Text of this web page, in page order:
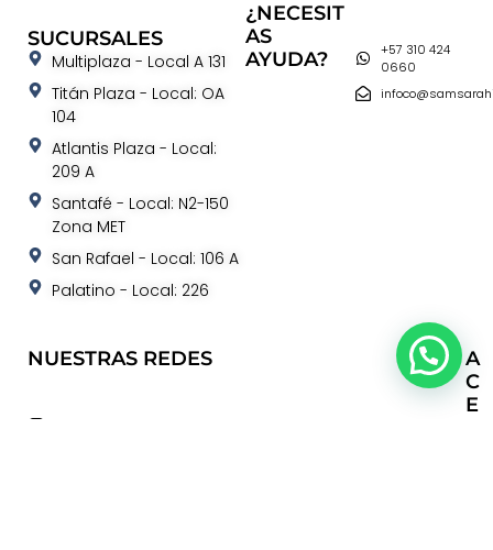
SUCURSALES
Multiplaza - Local A 131
Titán Plaza - Local: OA
104
Atlantis Plaza - Local:
209 A
Santafé - Local: N2-150
Zona MET
San Rafael - Local: 106 A
Palatino - Local: 226
¿NECESIT
AS
AYUDA?
+57 310 424
0660
NUESTRAS REDES
A
C
E